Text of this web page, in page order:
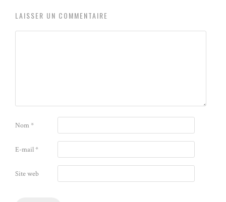
LAISSER UN COMMENTAIRE
Nom*
E-mail*
Site web